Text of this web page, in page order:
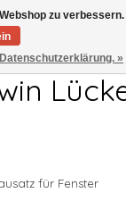
für Fenster
zu verbessern.
»